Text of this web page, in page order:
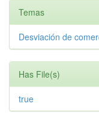
Temas
Desviación de
Has File(s)
true